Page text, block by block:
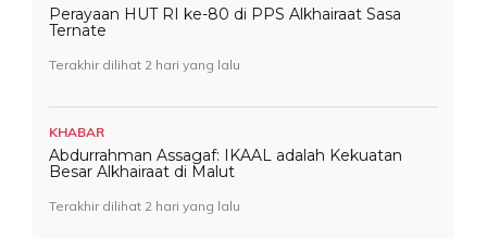
Perayaan HUT RI ke-80 di PPS Alkhairaat Sasa
Ternate
Terakhir dilihat 2 hari yang lalu
KHABAR
Abdurrahman Assagaf: IKAAL adalah Kekuatan
Besar Alkhairaat di Malut
Terakhir dilihat 2 hari yang lalu